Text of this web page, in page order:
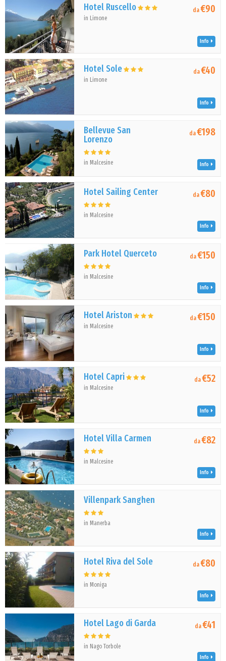
Hotel Ruscello
in Limone
da€90
Info
Hotel Sole
in Limone
da€40
Info
Bellevue San
Lorenzo
in Malcesine
da€198
Info
Hotel Sailing Center
in Malcesine
da€80
Info
Park Hotel Querceto
in Malcesine
da€150
Info
Hotel Ariston
in Malcesine
da€150
Info
Hotel Capri
in Malcesine
da€52
Info
Hotel Villa Carmen
in Malcesine
da€82
Info
Villenpark Sanghen
in Manerba
Info
Hotel Riva del Sole
in Moniga
da€80
Info
Hotel Lago di Garda
in Nago Torbole
da€41
Info